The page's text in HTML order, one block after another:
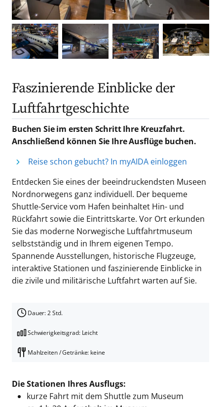
Faszinierende Einblicke der
Luftfahrtgeschichte
Buchen Sie im ersten Schritt Ihre Kreuzfahrt.
Anschließend können Sie Ihre Ausflüge buchen.
Reise schon gebucht? In myAIDA einloggen
Entdecken Sie eines der beeindruckendsten Museen
Nordnorwegens ganz individuell. Der bequeme
Shuttle-Service vom Hafen beinhaltet Hin- und
Rückfahrt sowie die Eintrittskarte. Vor Ort erkunden
Sie das moderne Norwegische Luftfahrtmuseum
selbstständig und in Ihrem eigenen Tempo.
Spannende Ausstellungen, historische Flugzeuge,
interaktive Stationen und faszinierende Einblicke in
die zivile und militärische Luftfahrt warten auf Sie.
Dauer: 2 Std.
Schwierigkeitsgrad: Leicht
Mahlzeiten / Getränke: keine
Die Stationen Ihres Ausflugs:
kurze Fahrt mit dem Shuttle zum Museum